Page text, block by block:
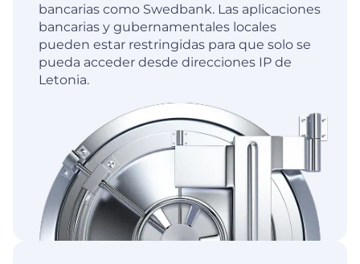
bancarias como Swedbank. Las aplicaciones
bancarias y gubernamentales locales
pueden estar restringidas para que solo se
pueda acceder desde direcciones IP de
Letonia.